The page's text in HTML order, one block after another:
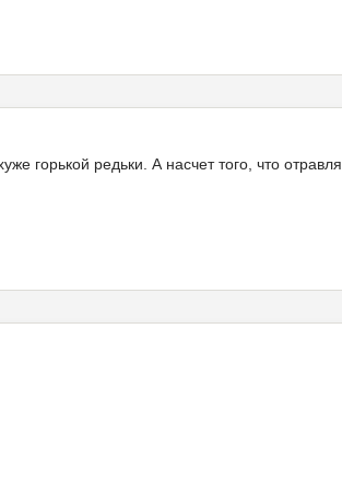
горькой редьки. А насчет того, что